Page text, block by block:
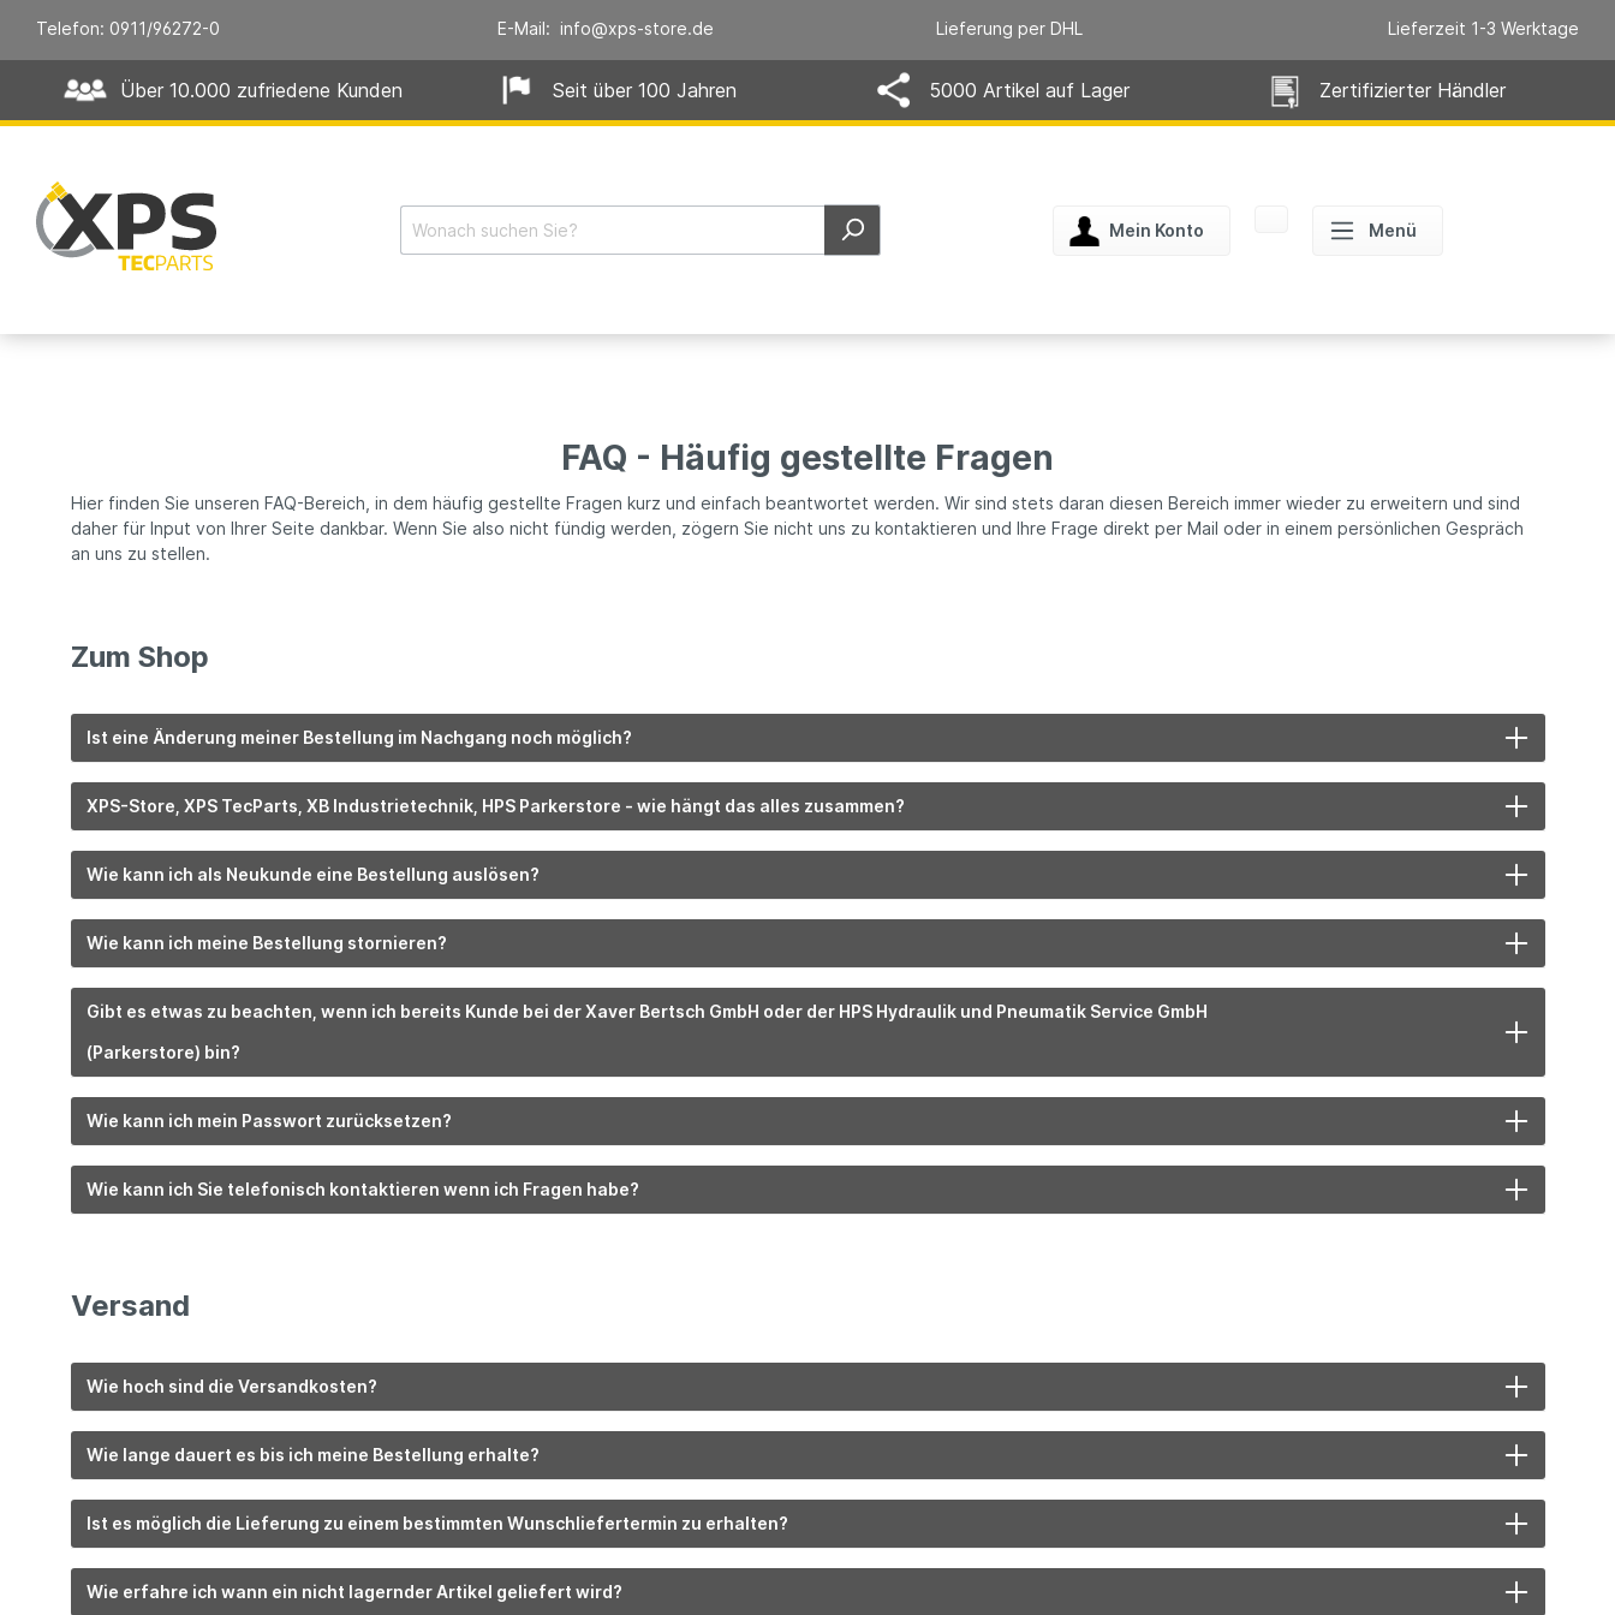
Telefon: 0911/96272-0 E-Mail: info@xps-store.de Lieferung per DHL Lieferzeit 1-3 Werktage
Über 10.000 zufriedene Kunden Seit über 100 Jahren 5000 Artikel auf Lager Zertifizierter Händler
Mein Konto Menü
FAQ - Häufig gestellte Fragen
Hier finden Sie unseren FAQ-Bereich, in dem häufig gestellte Fragen kurz und einfach beantwortet werden. Wir sind stets daran diesen Bereich immer wieder zu erweitern und sind
daher für Input von Ihrer Seite dankbar. Wenn Sie also nicht fündig werden, zögern Sie nicht uns zu kontaktieren und Ihre Frage direkt per Mail oder in einem persönlichen Gespräch
an uns zu stellen.
Zum Shop
Ist eine Änderung meiner Bestellung im Nachgang noch möglich?
XPS-Store, XPS TecParts, XB Industrietechnik, HPS Parkerstore - wie hängt das alles zusammen?
Wie kann ich als Neukunde eine Bestellung auslösen?
Wie kann ich meine Bestellung stornieren?
Gibt es etwas zu beachten, wenn ich bereits Kunde bei der Xaver Bertsch GmbH oder der HPS Hydraulik und Pneumatik Service GmbH
(Parkerstore) bin?
Wie kann ich mein Passwort zurücksetzen?
Wie kann ich Sie telefonisch kontaktieren wenn ich Fragen habe?
Versand
Wie hoch sind die Versandkosten?
Wie lange dauert es bis ich meine Bestellung erhalte?
Ist es möglich die Lieferung zu einem bestimmten Wunschliefertermin zu erhalten?
Wie erfahre ich wann ein nicht lagernder Artikel geliefert wird?